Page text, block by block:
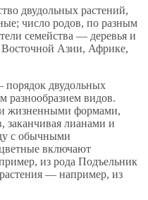
двудольных растений,
число родов, по разным
семейства — деревья и
Восточной Азии, Африке,
двудольных
разнообразием видов.
жизненными формами,
заканчивая лианами и
с обычными
включают
из рода Подъельник
— например, из